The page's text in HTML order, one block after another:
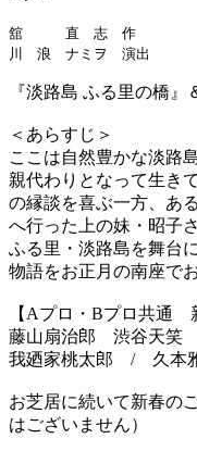
舘 直 志 作
川 浪 ナミヲ 演出
『淡路島 ふる里の橋』
＜あらすじ＞
ここは自然豊かな淡路
親代わりとなって生き
の縁談を喜ぶ一方、あ
へ行った上の妹・昭子
ふる里・淡路島を舞台
物語をお正月の南座で
【Aプロ・Bプロ共通
藤山扇治郎 渋谷天笑
我廼家桃太郎 / 久本雅
お芝居に続いて新春の
はございません）